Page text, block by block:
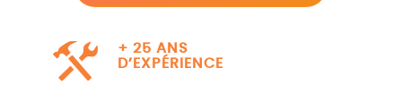
+ 25 ANS
D’EXPÉRIENCE